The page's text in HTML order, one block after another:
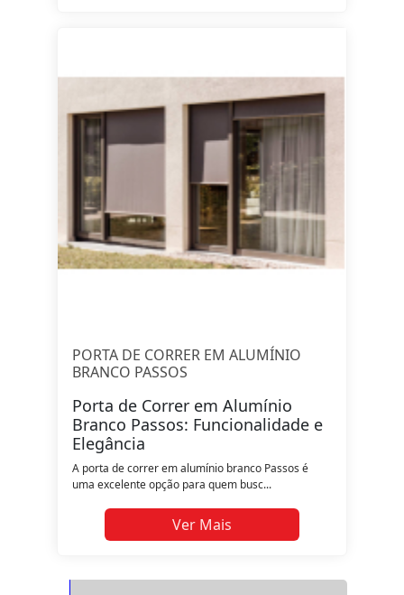
PORTA DE CORRER EM ALUMÍNIO
BRANCO PASSOS
Porta de Correr em Alumínio
Branco Passos: Funcionalidade e
Elegância
A porta de correr em alumínio branco Passos é
uma excelente opção para quem busc...
Ver Mais